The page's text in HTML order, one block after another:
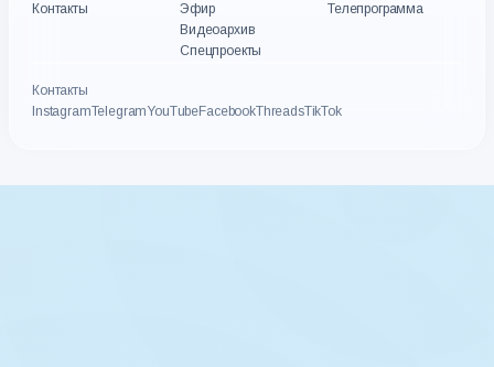
Контакты
Эфир
Видеоархив
Спецпроекты
Телепрограмма
Контакты
InstagramTelegramYouTubeFacebookThreadsTikTok